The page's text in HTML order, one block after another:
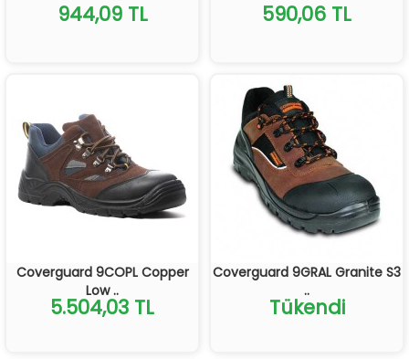
944,09 TL 590,06 TL
Coverguard 9COPL Copper
Low ..
5.504,03 TL
Coverguard 9GRAL Granite S3
..
Tükendi